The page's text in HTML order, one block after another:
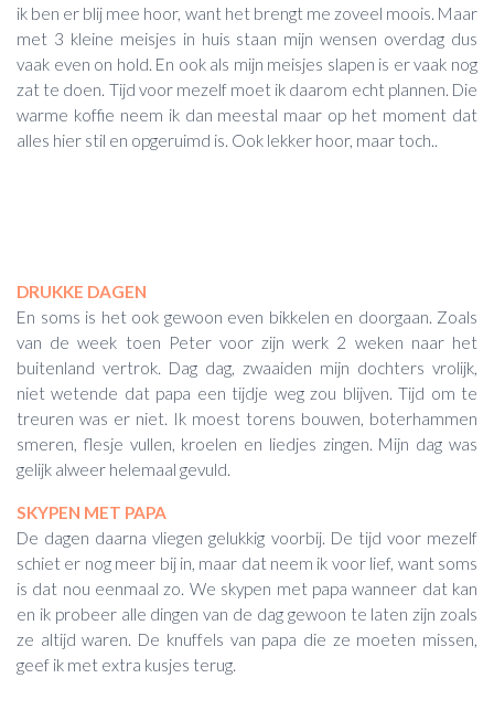
ik ben er blij mee hoor, want het brengt me zoveel moois. Maar
met 3 kleine meisjes in huis staan mijn wensen overdag dus
vaak even on hold. En ook als mijn meisjes slapen is er vaak nog
zat te doen. Tijd voor mezelf moet ik daarom echt plannen. Die
warme koffie neem ik dan meestal maar op het moment dat
alles hier stil en opgeruimd is. Ook lekker hoor, maar toch..
DRUKKE DAGEN
En soms is het ook gewoon even bikkelen en doorgaan. Zoals
van de week toen Peter voor zijn werk 2 weken naar het
buitenland vertrok. Dag dag, zwaaiden mijn dochters vrolijk,
niet wetende dat papa een tijdje weg zou blijven. Tijd om te
treuren was er niet. Ik moest torens bouwen, boterhammen
smeren, flesje vullen, kroelen en liedjes zingen. Mijn dag was
gelijk alweer helemaal gevuld.
SKYPEN MET PAPA
De dagen daarna vliegen gelukkig voorbij. De tijd voor mezelf
schiet er nog meer bij in, maar dat neem ik voor lief, want soms
is dat nou eenmaal zo. We skypen met papa wanneer dat kan
en ik probeer alle dingen van de dag gewoon te laten zijn zoals
ze altijd waren. De knuffels van papa die ze moeten missen,
geef ik met extra kusjes terug.